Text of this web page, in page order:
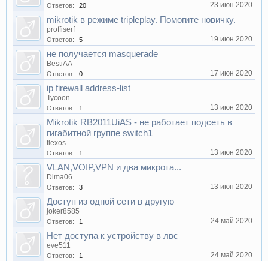
Ответов: 20 23 июн 2020
mikrotik в режиме tripleplay. Помогите новичку.
proffiserf
Ответов: 5 19 июн 2020
не получается masquerade
BestiAA
Ответов: 0 17 июн 2020
ip firewall address-list
Tycoon
Ответов: 1 13 июн 2020
Mikrotik RB2011UiAS - не работает подсеть в
гигабитной группе switch1
flexos
Ответов: 1 13 июн 2020
VLAN,VOIP,VPN и два микрота...
Dima06
Ответов: 3 13 июн 2020
Доступ из одной сети в другую
joker8585
Ответов: 1 24 май 2020
Нет доступа к устройству в лвс
eve511
Ответов: 1 24 май 2020